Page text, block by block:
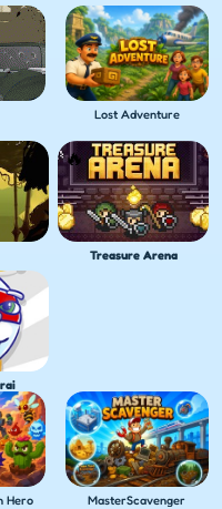
Lost Adventure
Treasure Arena
Hero MasterScavenger